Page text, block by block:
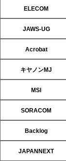
ELECOM
JAWS-UG
Acrobat
キヤノンMJ
MSI
SORACOM
Backlog
JAPANNEXT